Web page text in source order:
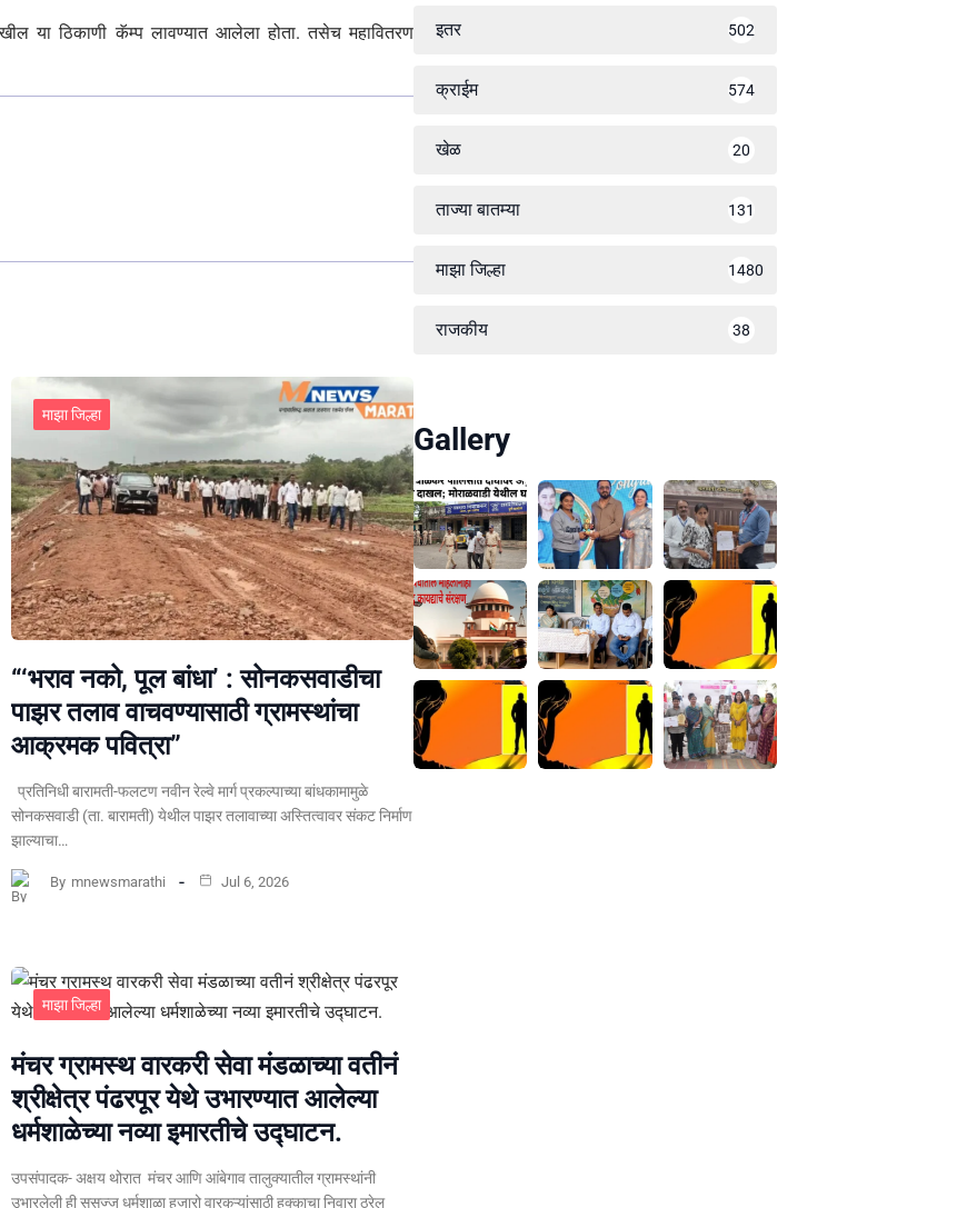
या ठिकाणी कॅम्प लावण्यात आलेला होता. तसेच महावितरण
माझा जिल्हा
“‘भराव नको, पूल बांधा’ : सोनकसवाडीचा
पाझर तलाव वाचवण्यासाठी ग्रामस्थांचा
आक्रमक पवित्रा”
प्रतिनिधी बारामती-फलटण नवीन रेल्वे मार्ग प्रकल्पाच्या बांधकामामुळे
सोनकसवाडी (ता. बारामती) येथील पाझर तलावाच्या अस्तित्वावर संकट निर्माण
झाल्याचा…
By mnewsmarathi Jul 6, 2026
माझा जिल्हा
मंचर ग्रामस्थ वारकरी सेवा मंडळाच्या वतीनं
श्रीक्षेत्र पंढरपूर येथे उभारण्यात आलेल्या
धर्मशाळेच्या नव्या इमारतीचे उद्घाटन.
उपसंपादक- अक्षय थोरात मंचर आणि आंबेगाव तालुक्यातील ग्रामस्थांनी
उभारलेली ही सुसज्ज धर्मशाळा हजारो वारकऱ्यांसाठी हक्काचा निवारा ठरेल
इतर 502
क्राईम 574
खेळ 20
ताज्या बातम्या 131
माझा जिल्हा 1480
राजकीय 38
Gallery